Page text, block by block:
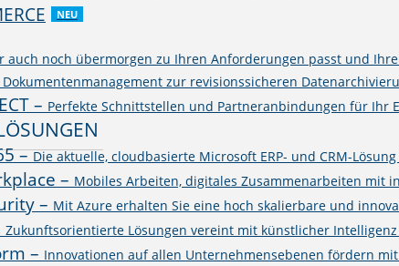
auch noch übermorgen zu Ihren Anforderungen passt und
NEU
Dokumentenmanagement zur revisionssicheren
– Perfekte Schnittstellen und Partneranbindungen für Ihr
–Die aktuelle, cloudbasierte Microsoft ERP- und CRM-
– Mobiles Arbeiten, digitales Zusammenarbeiten mit
– Mit Azure erhalten Sie eine hoch skalierbare und
Zukunftsorientierte Lösungen vereint mit künstlicher
– Innovationen auf allen Unternehmensebenen fördern